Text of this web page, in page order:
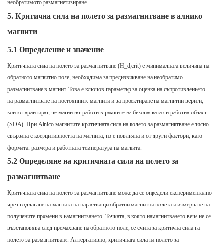
необратимото размагнетизиране.
5. Критична сила на полето за размагнитване в алнико
магнити
5.1 Определение и значение
Критичната сила на полето за размагнитване (H_d,crit) е минималната величина на
обратното магнитно поле, необходима за предизвикване на необратимо
размагнитване в магнит. Това е ключов параметър за оценка на съпротивлението
на размагнитване на постоянните магнити и за проектиране на магнитни вериги,
които гарантират, че магнитът работи в рамките на безопасната си работна област
(SOA). При Alnico магнитите критичната сила на полето за размагнитване е тясно
свързана с коерцитивността на магнита, но е повлияна и от други фактори, като
формата, размера и работната температура на магнита.
5.2 Определяне на критичната сила на полето за
размагнитване
Критичната сила на полето за размагнитване може да се определи експериментално
чрез подлагане на магнита на нарастващи обратни магнитни полета и измерване на
получените промени в намагнитването. Точката, в която намагнитването вече не се
възстановява след премахване на обратното поле, се счита за критична сила на
полето за размагнитване. Алтернативно, критичната сила на полето за